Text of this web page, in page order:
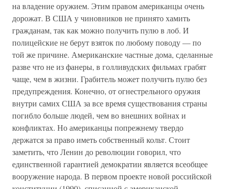
на владение оружием. Этим правом американцы очень
дорожат. В США у чиновников не принято хамить
гражданам, так как можно получить пулю в лоб. И
полицейские не берут взяток по любому поводу — по
той же причине. Американские частные дома, сделанные
разве что не из фанеры, в голливудских фильмах грабят
чаще, чем в жизни. Грабитель может получить пулю без
предупреждения. Конечно, от огнестрельного оружия
внутри самих США за все время существования страны
погибло больше людей, чем во внешних войнах и
конфликтах. Но американцы попрежнему твердо
держатся за право иметь собственный кольт. Стоит
заметить, что Ленин до революции говорил, что
единственной гарантией демократии является всеобщее
вооружение народа. В первом проекте новой российской